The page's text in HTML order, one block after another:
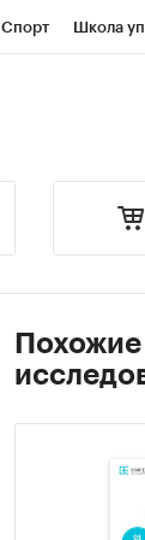
Спорт Школа
Похожие